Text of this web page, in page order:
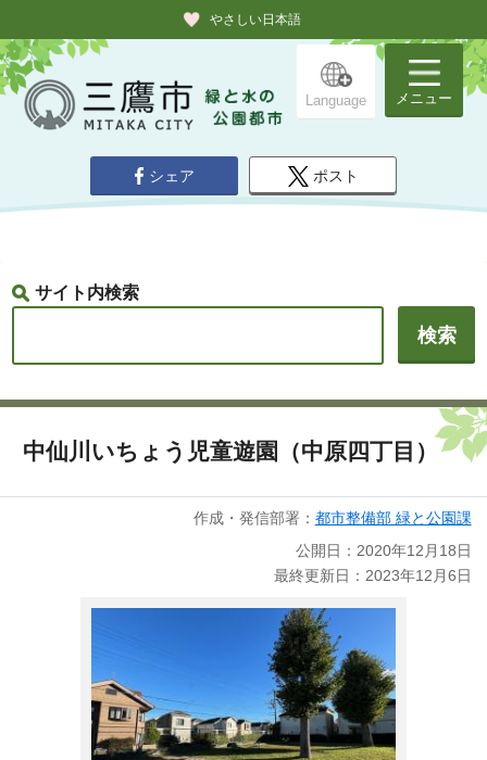
やさしい日本語
Language メニュー
シェア ポスト
サイト内検索
中仙川いちょう児童遊園（中原四丁目）
作成・発信部署： 都市整備部 緑と公園課
公開日：2020年12月18日
最終更新日：2023年12月6日